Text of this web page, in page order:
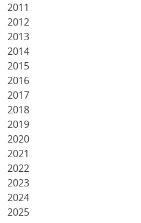
2011
2012
2013
2014
2015
2016
2017
2018
2019
2020
2021
2022
2023
2024
2025